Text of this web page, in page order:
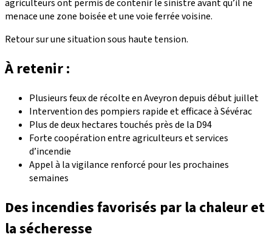
agriculteurs ont permis de contenir le sinistre avant qu’il ne
menace une zone boisée et une voie ferrée voisine.
Retour sur une situation sous haute tension.
À retenir :
Plusieurs feux de récolte en Aveyron depuis début juillet
Intervention des pompiers rapide et efficace à Sévérac
Plus de deux hectares touchés près de la D94
Forte coopération entre agriculteurs et services
d’incendie
Appel à la vigilance renforcé pour les prochaines
semaines
Des incendies favorisés par la chaleur et
la sécheresse